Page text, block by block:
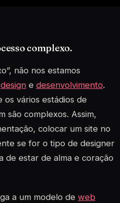
complexo.
não nos estamos
design e desenvolvimento.
vários estádios de
são complexos. Assim,
colocar um site no
se for o tipo de designer
de estar de alma e coração
a um modelo de web